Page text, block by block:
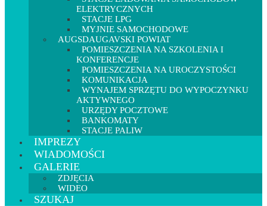
ELEKTRYCZNYCH
STACJE LPG
MYJNIE SAMOCHODOWE
AUGSDAUGAVSKI POWIAT
POMIESZCZENIA NA SZKOLENIA I
KONFERENCJE
POMIESZCZENIA NA UROCZYSTOŚCI
KOMUNIKACJA
WYNAJEM SPRZĘTU DO WYPOCZYNKU
AKTYWNEGO
URZĘDY POCZTOWE
BANKOMATY
STACJE PALIW
IMPREZY
WIADOMOŚCI
GALERIE
ZDJĘCIA
WIDEO
SZUKAJ